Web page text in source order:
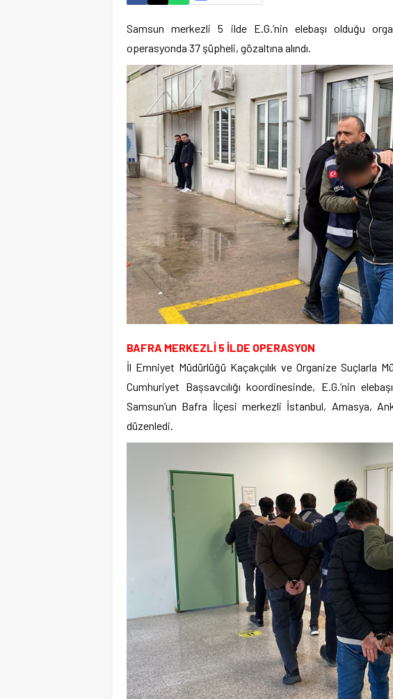
Samsun merkezli 5 ilde E.G.’nin elebaşı olduğu
operasyonda 37 şüpheli, gözaltına alındı.
BAFRA MERKEZLİ 5 İLDE OPERASYON
İl Emniyet Müdürlüğü Kaçakçılık ve Organize Suçlarla
Cumhuriyet Başsavcılığı koordinesinde, E.G.’nin
Samsun’un Bafra İlçesi merkezli İstanbul, Amasya,
düzenledi.